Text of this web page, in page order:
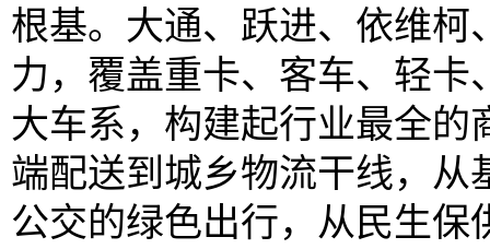
根基。大通、跃进、依维柯
力，覆盖重卡、客车、轻
大车系，构建起行业最全
端配送到城乡物流干线，从
公交的绿色出行，从民生